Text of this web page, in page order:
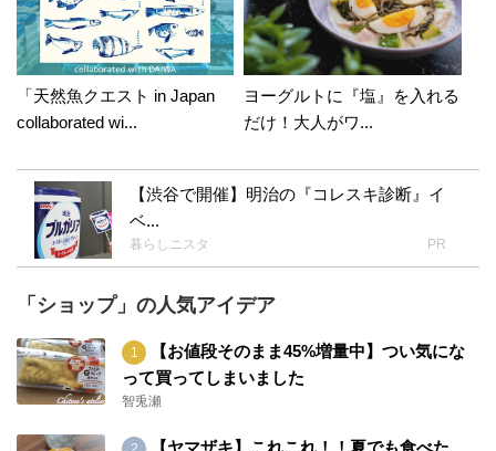
「天然魚クエスト in Japan
collaborated wi...
ヨーグルトに『塩』を入れる
だけ！大人がワ...
【渋谷で開催】明治の『コレスキ診断』イ
ベ...
暮らしニスタ PR
「ショップ」の人気アイデア
【お値段そのまま45%増量中】つい気にな
って買ってしまいました
智兎瀬
【ヤマザキ】これこれ！！夏でも食べた